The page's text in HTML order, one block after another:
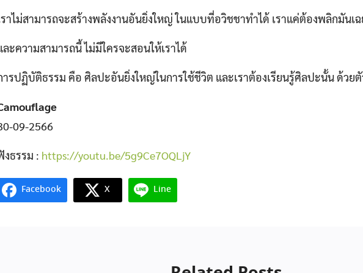
ราไม่สามารถจะสร้างพลังงานอันยิ่งใหญ่ ในแบบที่อวิชชาทำได้ เราแค่ต้องพลิกมันเ
ละความสามารถนี้ ไม่มีใครจะสอนให้เราได้
ารปฏิบัติธรรม คือ ศิลปะอันยิ่งใหญ่ในการใช้ชีวิต และเราต้องเรียนรู้ศิลปะนั้น ด้วยตั
09-2566
งธรรม : https://youtu.be/5g9Ce7OQLjY
Facebook X Line